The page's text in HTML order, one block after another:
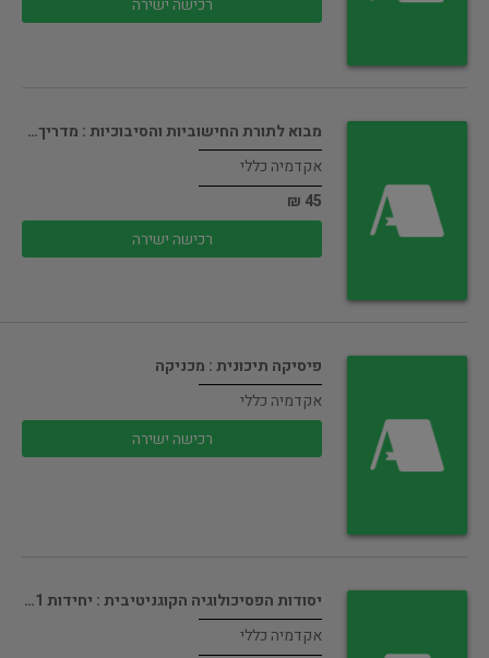
מבוא לתורת החישוביות והסיבוכיות : מדריך…
אקדמיה כללי
45 ₪
רכישה ישירה
פיסיקה תיכונית : מכניקה
אקדמיה כללי
רכישה ישירה
יסודות הפסיכולוגיה הקוגניטיבית : יחידות 1…
אקדמיה כללי